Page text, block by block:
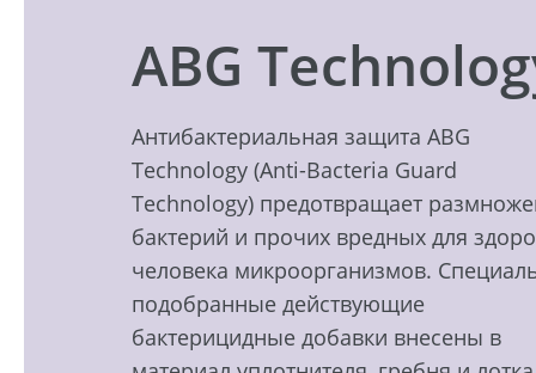
ABG
Антибактериальная защита ABG
Technology (Anti-Bacteria Guard
Technology) предотвращает
бактерий и прочих вредных для
человека микроорганизмов.
подобранные действующие
бактерицидные добавки внесены в